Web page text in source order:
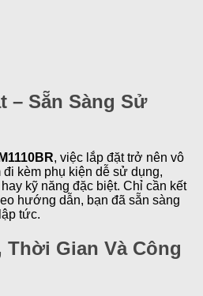
– Sẵn Sàng Sử
, việc lắp đặt trở nên vô
kèm phụ kiện dễ sử dụng,
kỹ năng đặc biệt. Chỉ cần kết
hướng dẫn, bạn đã sẵn sàng
tức.
Gian Và Công